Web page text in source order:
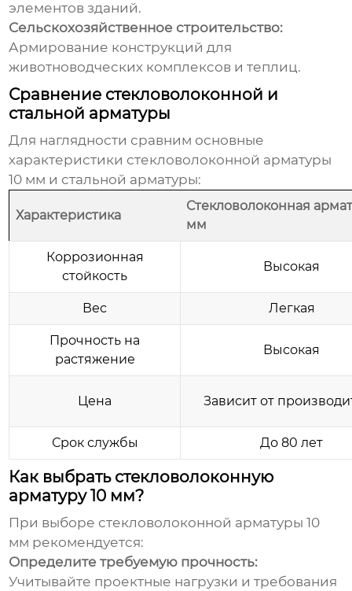
элементов зданий.
Сельскохозяйственное строительство:
Армирование конструкций для
животноводческих комплексов и теплиц.
Сравнение стекловолоконной и
стальной арматуры
Для наглядности сравним основные
характеристики стекловолоконной арматуры
10 мм и стальной арматуры:
Характеристика
Стекловолоконная
мм
Коррозионная
стойкость
Высокая
Вес Легкая
Прочность на
растяжение
Высокая
Цена Зависит от
Срок службы До 80 лет
Как выбрать стекловолоконную
арматуру 10 мм?
При выборе стекловолоконной арматуры 10
мм рекомендуется:
Определите требуемую прочность:
Учитывайте проектные нагрузки и требования